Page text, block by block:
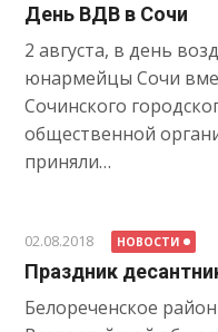
День ВДВ в Сочи
2 августа, в день
юнармейцы Сочи
Сочинского
общественной
приняли…
02.08.2018 НОВОСТИ
Праздник
Белореченское